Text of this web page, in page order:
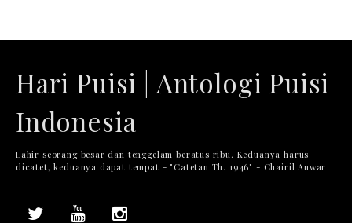
Hari Puisi | Antologi Puisi
Indonesia
Lahir seorang besar dan tenggelam beratus ribu. Keduanya harus
dicatet, keduanya dapat tempat - "Catetan Th. 1946" - Chairil Anwar